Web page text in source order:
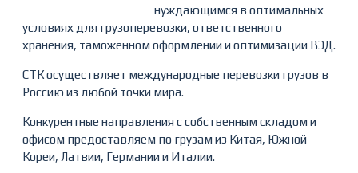
нуждающимся в оптимальных
условиях для грузоперевозки, ответственного
хранения, таможенном оформлении и оптимизации ВЭД.
СТК осуществляет международные перевозки грузов в
Россию из любой точки мира.
Конкурентные направления с собственным складом и
офисом предоставляем по грузам из Китая, Южной
Кореи, Латвии, Германии и Италии.